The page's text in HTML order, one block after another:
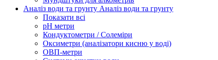
Аналіз води та грунту Аналіз води та грунту
Показати всі
рН метри
Кондуктометри / Солеміри
Оксиметри (аналізатори кисню у воді)
ОВП-метри